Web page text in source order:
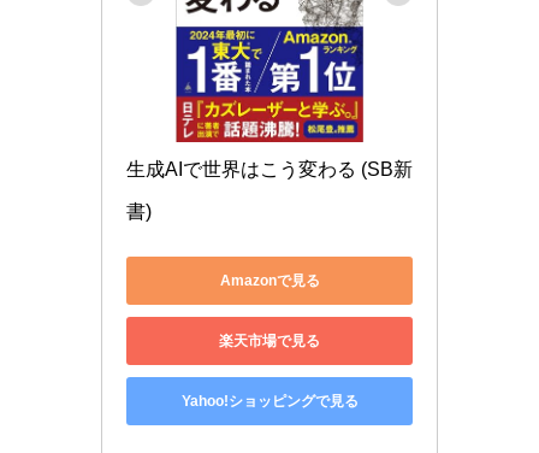
生成AIで世界はこう変わる (SB新
書)
Amazonで見る
楽天市場で見る
Yahoo!ショッピングで見る